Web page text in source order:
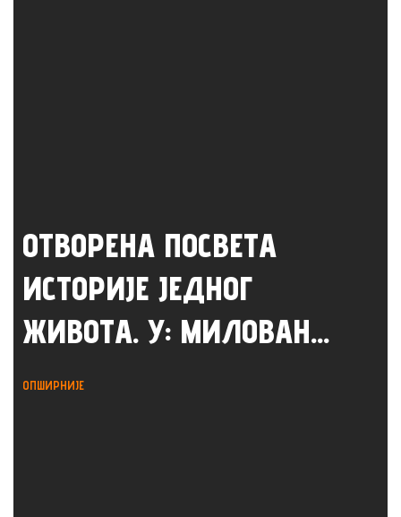
ОТВОРЕНА ПОСВЕТА
ИСТОРИЈЕ ЈЕДНОГ
ЖИВОТА. У: МИЛОВАН...
ОПШИРНИЈЕ